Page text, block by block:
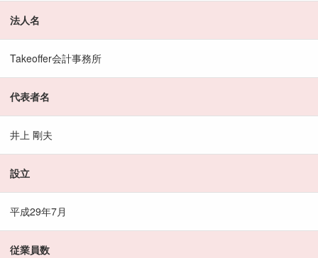
法人名
Takeoffer会計事務所
代表者名
井上 剛夫
設立
平成29年7月
従業員数